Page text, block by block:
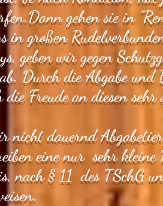
gehen sie in
in großen
geben wir gegen
Durch die Abgabe und
Freude an diesen
dauernd
eine nur sehr kleine
nach § 11 des TSchG